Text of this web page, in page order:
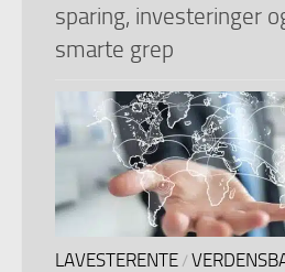
sparing, investeringer
smarte grep
LAVESTERENTE /